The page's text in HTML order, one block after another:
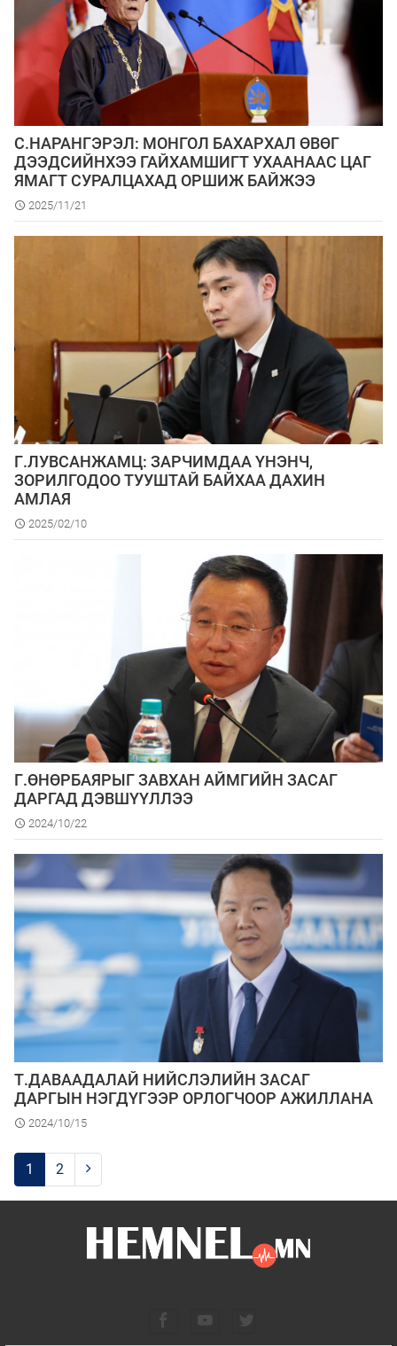
С.НАРАНГЭРЭЛ: МОНГОЛ БАХАРХАЛ ӨВӨГ
ДЭЭДСИЙНХЭЭ ГАЙХАМШИГТ УХААНААС ЦАГ
ЯМАГТ СУРАЛЦАХАД ОРШИЖ БАЙЖЭЭ
2025/11/21
Г.ЛУВСАНЖАМЦ: ЗАРЧИМДАА ҮНЭНЧ,
ЗОРИЛГОДОО ТУУШТАЙ БАЙХАА ДАХИН
АМЛАЯ
2025/02/10
Г.ӨНӨРБАЯРЫГ ЗАВХАН АЙМГИЙН ЗАСАГ
ДАРГАД ДЭВШҮҮЛЛЭЭ
2024/10/22
Т.ДАВААДАЛАЙ НИЙСЛЭЛИЙН ЗАСАГ
ДАРГЫН НЭГДҮГЭЭР ОРЛОГЧООР АЖИЛЛАНА
2024/10/15
1 2